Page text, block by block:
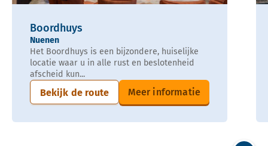
Boordhuys
Nuenen
Het Boordhuys is een bijzondere, huiselijke
locatie waar u in alle rust en beslotenheid
afscheid kun...
Bekijk de route Meer informatie